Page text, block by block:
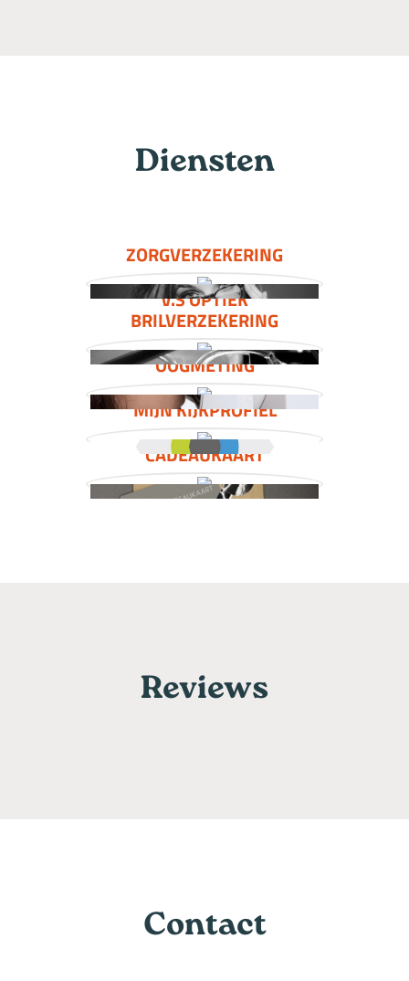
Diensten
ZORGVERZEKERING
V.S OPTIEK
BRILVERZEKERING
OOGMETING
MIJN KIJKPROFIEL
CADEAUKAART
Reviews
Contact